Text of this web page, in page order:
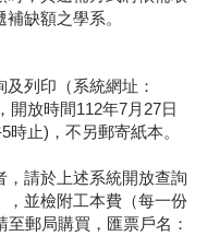
缺額之學系。
列印（系統網址：
，開放時間112年7月27日
止)，不另郵寄紙本。
，請於上述系統開放查詢
，並檢附工本費（每一份
郵局購買，匯票戶名：